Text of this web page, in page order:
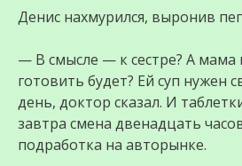
Денис нахмурился, выронив
— В смысле — к сестре? А мама
готовить будет? Ей суп нужен
день, доктор сказал. И
завтра смена двенадцать
подработка на авторынке.